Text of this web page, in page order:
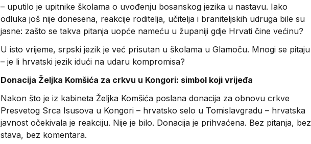
– uputilo je upitnike školama o uvođenju bosanskog jezika u nastavu. Iako
odluka još nije donesena, reakcije roditelja, učitelja i braniteljskih udruga bile su
jasne: zašto se takva pitanja uopće nameću u županiji gdje Hrvati čine većinu?
U isto vrijeme, srpski jezik je već prisutan u školama u Glamoču. Mnogi se pitaju
– je li hrvatski jezik idući na udaru kompromisa?
Donacija Željka Komšića za crkvu u Kongori: simbol koji vrijeđa
Nakon što je iz kabineta Željka Komšića poslana donacija za obnovu crkve
Presvetog Srca Isusova u Kongori – hrvatsko selo u Tomislavgradu – hrvatska
javnost očekivala je reakciju. Nije je bilo. Donacija je prihvaćena. Bez pitanja, bez
stava, bez komentara.